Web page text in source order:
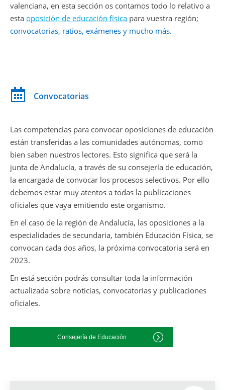
valenciana, en esta sección os contamos todo lo relativo a
esta oposición de educación física para vuestra región;
convocatorias, ratios, exámenes y mucho más.
Convocatorias
Las competencias para convocar oposiciones de educación
están transferidas a las comunidades autónomas, como
bien saben nuestros lectores. Esto significa que será la
junta de Andalucía, a través de su consejería de educación,
la encargada de convocar los procesos selectivos. Por ello
debemos estar muy atentos a todas la publicaciones
oficiales que vaya emitiendo este organismo.
En el caso de la región de Andalucía, las oposiciones a la
especialidades de secundaria, también Educación Física, se
convocan cada dos años, la próxima convocatoria será en
2023.
En está sección podrás consultar toda la información
actualizada sobre noticias, convocatorias y publicaciones
oficiales.
Consejería de Educación